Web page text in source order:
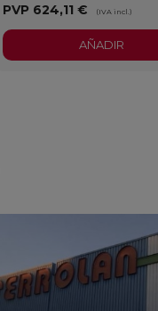
PVP 624,11 € (IVA incl.)
AÑADIR